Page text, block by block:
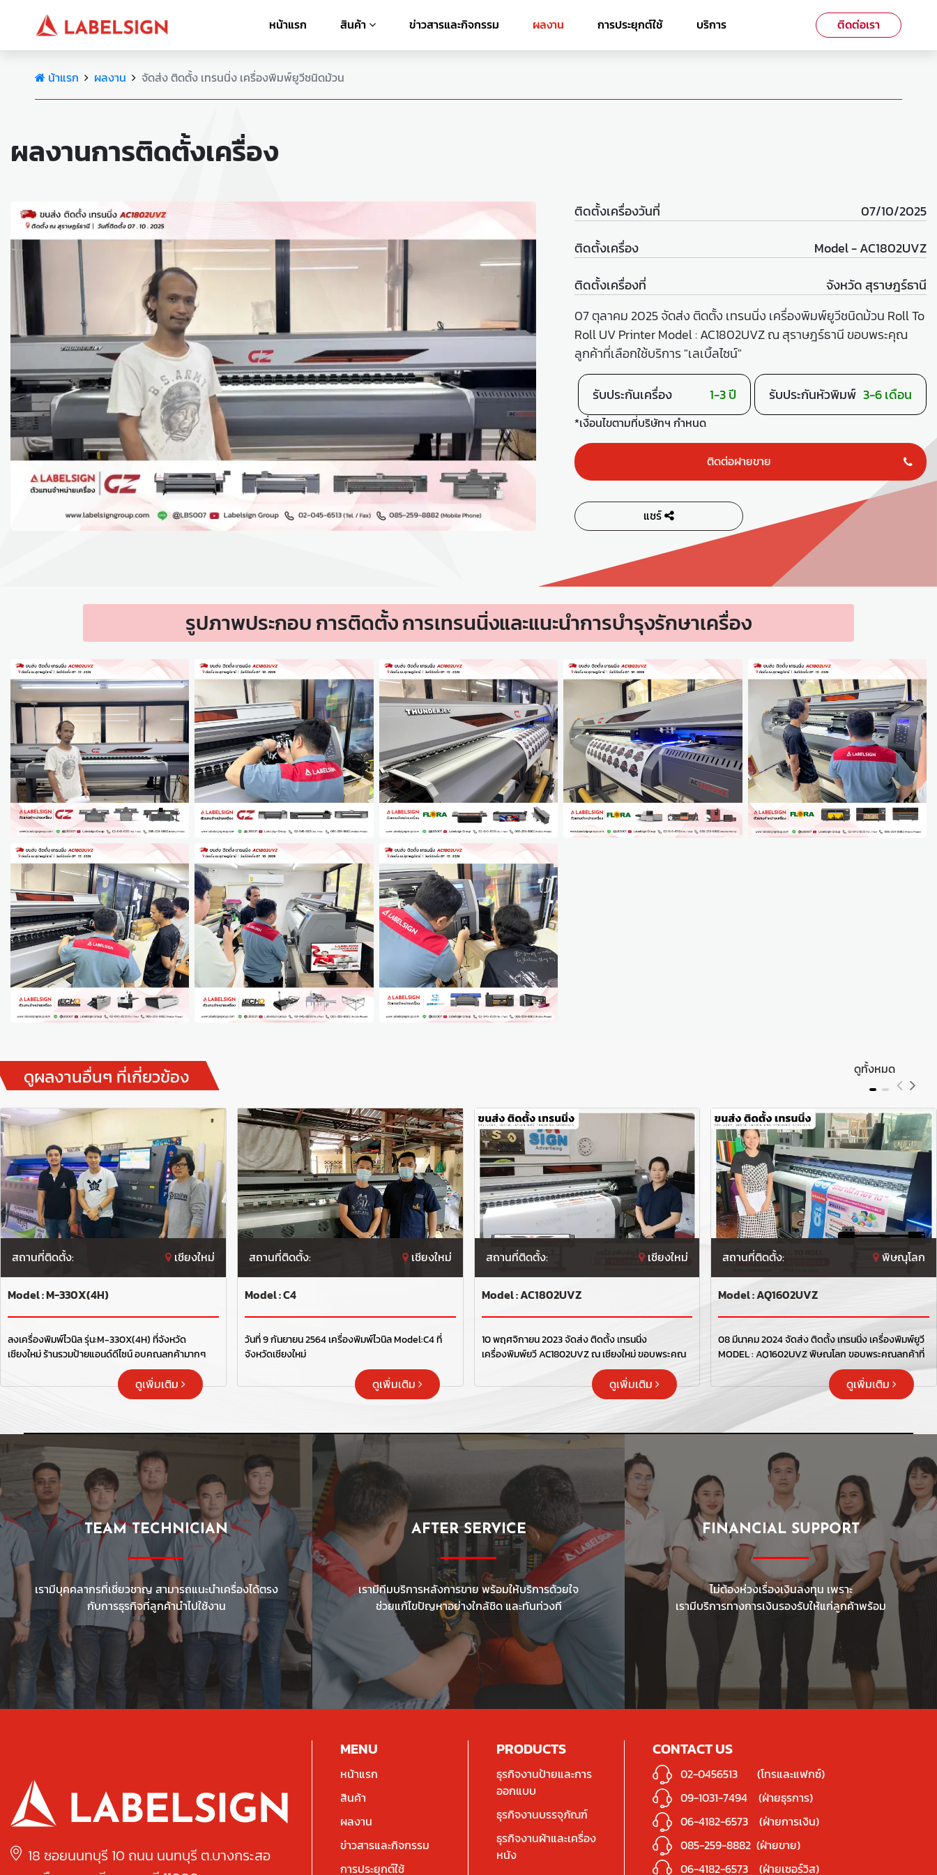
หน้าแรก สินค้า ข่าวสารและกิจกรรม ผลงาน การประยุกต์ใช้ บริการ ติดต่อเรา
น้าแรก ผลงาน จัดส่ง ติดตั้ง เทรนนิ่ง เครื่องพิมพ์ยูวีชนิดม้วน
ผลงานการติดตั้งเครื่อง
ติดตั้งเครื่องวันที่ 07/10/2025
ติดตั้งเครื่อง Model - AC1802UVZ
ติดตั้งเครื่องที่
จังหวัด สุราษฎร์ธานี
07 ตุลาคม 2025 จัดส่ง ติดตั้ง เทรนนิ่ง เครื่องพิมพ์ยูวีชนิดม้วน Roll To
Roll UV Printer Model : AC1802UVZ ณ สุราษฎร์ธานี ขอบพระคุณ
ลูกค้าที่เลือกใช้บริการ "เลเบิ้ลไซน์"
รับประกันเครื่อง 1-3 ปี รับประกันหัวพิมพ์ 3-6 เดือน
*เงื่อนไขตามที่บริษัทฯ กำหนด
ติดต่อฝายขาย
แชร์
รูปภาพประกอบ การติดตั้ง การเทรนนิ่งและแนะนำการบำรุงรักษาเครื่อง
ดูผลงานอื่นๆ ที่เกี่ยวข้อง ดูทั้งหมด
สถานที่ติดตั้ง: เชียงใหม่
Model : M-330X(4H)
ลงเครื่องพิมพ์ไวนิล รุ่น:M-330X(4H) ที่จังหวัด
เชียงใหม่ ร้านรวมป้ายแอนด์ดีไซน์ อบคุณลูกค้ามากๆ
ครับที่ให้ความไว้วางใจและให้โอกาส "เลเบิ้ลไซน์ "
ดูเพิ่มเติม
สถานที่ติดตั้ง: เชียงใหม่
Model : C4
วันที่ 9 กันยายน 2564 เครื่องพิมพ์ไวนิล Model:C4 ที่
จังหวัดเชียงใหม่
ดูเพิ่มเติม
สถานที่ติดตั้ง: เชียงใหม่
Model : AC1802UVZ
10 พฤศจิกายน 2023 จัดส่ง ติดตั้ง เทรนนิ่ง
เครื่องพิมพ์ยูวี AC1802UVZ ณ เชียงใหม่ ขอบพระคุณ
ลูกค้าที่เลือกใช้บริการ " เลเบิ้ลไซน์ "
ดูเพิ่มเติม
สถานที่ติดตั้ง: พิษณุโลก
Model : AQ1602UVZ
08 มีนาคม 2024 จัดส่ง ติดตั้ง เทรนนิ่ง เครื่องพิมพ์ยูวี
MODEL : AQ1602UVZ พิษณุโลก ขอบพระคุณลูกค้าที่
ดูเพิ่มเติม
TEAM TECHNICIAN
เรามีบุคคลากรที่เชี่ยวชาญ สามารถแนะนำเครื่องได้ตรง
กับการธุรกิจที่ลูกค้านำไปใช้งาน
AFTER SERVICE
เรามีทีมบริการหลังการขาย พร้อมให้บริการด้วยใจ
ช่วยแก้ไขปัญหาอย่างใกล้ชิด และทันท่วงที
FINANCIAL SUPPORT
ไม่ต้องห่วงเรื่องเงินลงทุน เพราะ
เรามีบริการทางการเงินรองรับให้แก่ลูกค้าพร้อม
18 ซอยนนทบุรี 10 ถนน นนทบุรี ต.บางกระสอ
MENU
หน้าแรก
สินค้า
ผลงาน
ข่าวสารและกิจกรรม
การประยุกต์ใช้
PRODUCTS
ธุรกิจงานป้ายและการ
ออกแบบ
ธุรกิจงานบรรจุภัณฑ์
ธุรกิจงานผ้าและเครื่อง
หนัง
CONTACT US
02-0456513
(โทรและแฟกซ์)
09-1031-7494 (ฝ่ายธุรการ)
06-4182-6573 (ฝ่ายการเงิน)
085-259-8882 (ฝ่ายขาย)
06-4182-6573 (ฝ่ายเซอร์วิส)